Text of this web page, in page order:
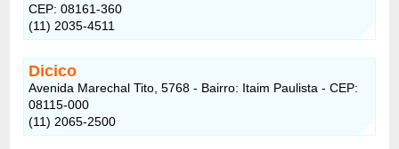
CEP: 08161-360
(11) 2035-4511
Dicico
Avenida Marechal Tito, 5768 - Bairro: Itaim Paulista - CEP:
08115-000
(11) 2065-2500